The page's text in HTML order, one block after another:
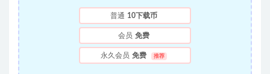
普通 10下载币
会员 免费
永久会员 免费 推荐